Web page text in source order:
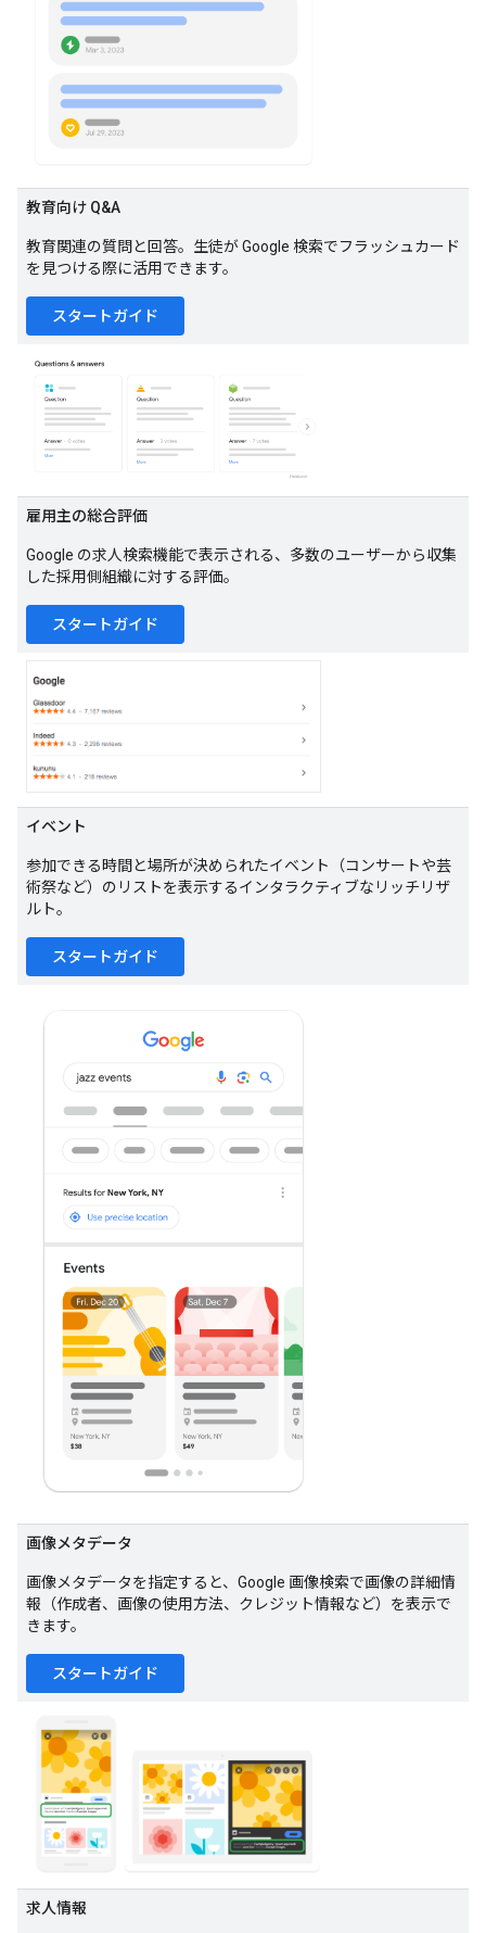
教育向け Q&A
教育関連の質問と回答。生徒が Google 検索でフラッシュカード
を見つける際に活用できます。
スタートガイド
雇用主の総合評価
Google の求人検索機能で表示される、多数のユーザーから収集
した採用側組織に対する評価。
スタートガイド
イベント
参加できる時間と場所が決められたイベント（コンサートや芸
術祭など）のリストを表示するインタラクティブなリッチリザ
ルト。
スタートガイド
画像メタデータ
画像メタデータを指定すると、Google 画像検索で画像の詳細情
報（作成者、画像の使用方法、クレジット情報など）を表示で
きます。
スタートガイド
求人情報